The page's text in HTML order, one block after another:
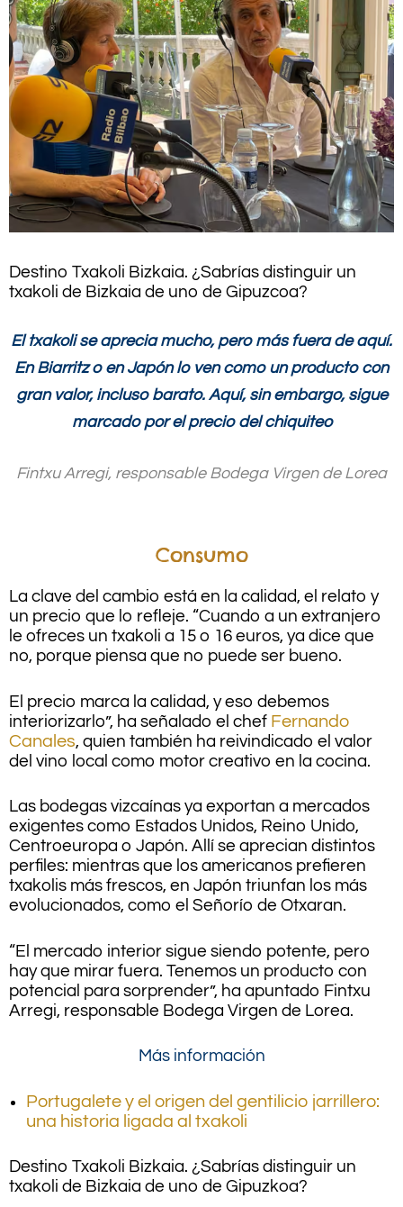
Destino Txakoli Bizkaia. ¿Sabrías distinguir un
txakoli de Bizkaia de uno de Gipuzcoa?
El txakoli se aprecia mucho, pero más fuera de aquí.
En Biarritz o en Japón lo ven como un producto con
gran valor, incluso barato. Aquí, sin embargo, sigue
marcado por el precio del chiquiteo
Fintxu Arregi, responsable Bodega Virgen de Lorea
Consumo
La clave del cambio está en la calidad, el relato y
un precio que lo refleje. “Cuando a un extranjero
le ofreces un txakoli a 15 o 16 euros, ya dice que
no, porque piensa que no puede ser bueno.
El precio marca la calidad, y eso debemos
interiorizarlo”, ha señalado el chef Fernando
Canales, quien también ha reivindicado el valor
del vino local como motor creativo en la cocina.
Las bodegas vizcaínas ya exportan a mercados
exigentes como Estados Unidos, Reino Unido,
Centroeuropa o Japón. Allí se aprecian distintos
perfiles: mientras que los americanos prefieren
txakolis más frescos, en Japón triunfan los más
evolucionados, como el Señorío de Otxaran.
“El mercado interior sigue siendo potente, pero
hay que mirar fuera. Tenemos un producto con
potencial para sorprender”, ha apuntado Fintxu
Arregi, responsable Bodega Virgen de Lorea.
Más información
Portugalete y el origen del gentilicio jarrillero:
una historia ligada al txakoli
Destino Txakoli Bizkaia. ¿Sabrías distinguir un
txakoli de Bizkaia de uno de Gipuzkoa?